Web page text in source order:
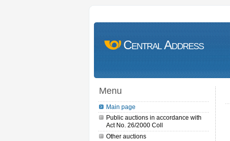
Central Address
Menu
Main page
Public auctions in accordance with
Act No. 26/2000 Coll
Other auctions